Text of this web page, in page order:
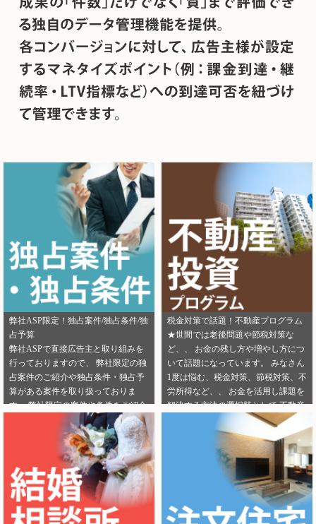
弊社ASP限定！独占案件/独占条件/独
占予算
弊社ASPで直接広告主と取り組みを
行っておりますので、 弊社限定の独
占案件のご紹介や独占条件・独占予
算がある案件を取り扱っておりま
す。 弊社限定の案件や条件をご紹介
できるカテゴリーは下記となりま
す。 ・健康食品 ・美容 ・転職エー
ジェント（IT/エンジニア求人） ・転
職エージェント（一般求人） ・転職
エージェント（工場求人） ・生理管
理ツール ・不動産（売却） ・不動産
（投資） ・不動産（外壁） ・不動産
（注文住宅） ・引越し ・ランドセル
税金対策で話題！不動産プログラム
★世間では老後問題や節税対策な
ど、、 お金の残し方や増やし方につ
いて話題になっています。 みなさん
1度は悩む、税金対策、節税対策、不
労所得など、、 お金を活用し課題を
解決する方法の選択肢として 不動産
投資を選択する人が増えてきていま
す。 サラリーマンからでも始められ
る不動産投資は税金対策として注目
を浴びています。 弊社では独占案件
や好条件でのご案内が可能になりま
す！ 資料請求からオンライン面談な
ど複数相談方法があり訴求がしやす
いカテゴリにもなります。 ぜひご掲